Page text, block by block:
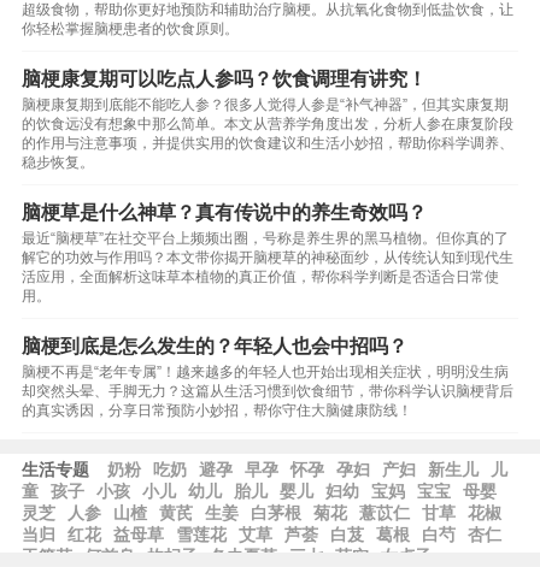
超级食物，帮助你更好地预防和辅助治疗脑梗。从抗氧化食物到低盐饮食，让
你轻松掌握脑梗患者的饮食原则。
脑梗康复期可以吃点人参吗？饮食调理有讲究！
脑梗康复期到底能不能吃人参？很多人觉得人参是“补气神器”，但其实康复期
的饮食远没有想象中那么简单。本文从营养学角度出发，分析人参在康复阶段
的作用与注意事项，并提供实用的饮食建议和生活小妙招，帮助你科学调养、
稳步恢复。
脑梗草是什么神草？真有传说中的养生奇效吗？
最近“脑梗草”在社交平台上频频出圈，号称是养生界的黑马植物。但你真的了
解它的功效与作用吗？本文带你揭开脑梗草的神秘面纱，从传统认知到现代生
活应用，全面解析这味草本植物的真正价值，帮你科学判断是否适合日常使
用。
脑梗到底是怎么发生的？年轻人也会中招吗？
脑梗不再是“老年专属”！越来越多的年轻人也开始出现相关症状，明明没生病
却突然头晕、手脚无力？这篇从生活习惯到饮食细节，带你科学认识脑梗背后
的真实诱因，分享日常预防小妙招，帮你守住大脑健康防线！
生活专题 奶粉 吃奶 避孕 早孕 怀孕 孕妇 产妇 新生儿
儿
童
孩子 小孩 小儿 幼儿 胎儿 婴儿 妇幼 宝妈 宝宝
母婴
灵芝
人参 山楂 黄芪 生姜 白茅根 菊花 薏苡仁 甘草
花椒
当归
红花 益母草 雪莲花 艾草 芦荟 白芨 葛根 白芍
杏仁
玉簪花
何首乌 枸杞子 冬虫夏草 三七 芡实 女贞子